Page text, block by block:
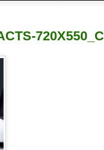
720X550_C